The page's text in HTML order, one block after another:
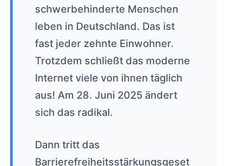
schwerbehinderte Menschen
leben in Deutschland. Das ist
fast jeder zehnte Einwohner.
Trotzdem schließt das moderne
Internet viele von ihnen täglich
aus! Am 28. Juni 2025 ändert
sich das radikal.
Dann tritt das
Barrierefreiheitsstärkungsgeset